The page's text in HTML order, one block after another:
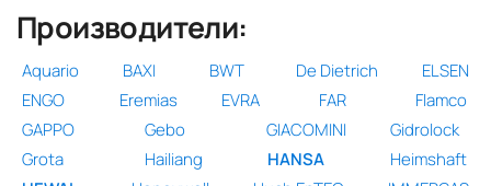
Производители:
Aquario BAXI BWT De Dietrich
ELSEN
ENGO
Eremias EVRA FAR
Flamco
GAPPO
Gebo GIACOMINI
Gidrolock
Grota
Hailiang HANSA
Heimshaft